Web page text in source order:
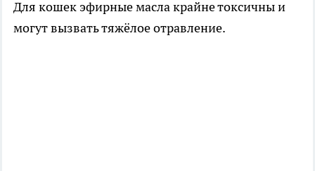
Для кошек эфирные масла крайне токсичны и
могут вызвать тяжёлое отравление.